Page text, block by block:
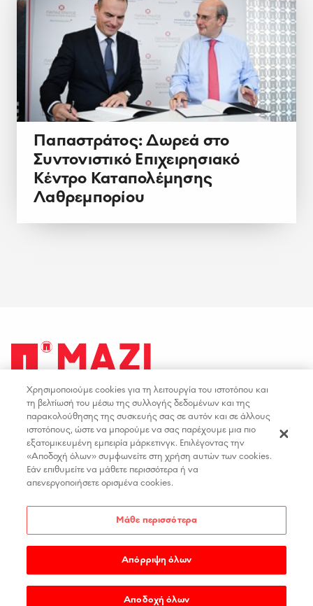
Παπαστράτος: Δωρεά στο
Συντονιστικό Επιχειρησιακό
Κέντρο Καταπολέμησης
Λαθρεμπορίου
PAPASTRATOS
MADE BYWEDIA
ΟΡΟΙ ΧΡΗΣΗΣ
ΠΟΛΙΤΙΚΗ ΑΠΟΡΡΗΤΟΥ
ΔΗΛΩΣΗ ΠΡΟΣΒΑΣΙΜΟΤΗΤΑΣ
ΕΠΙΚΟΙΝΩΝΙΑ
ΘΕΣΕΙΣ ΕΡΓΑΣΙΑΣ
facebookyoutubeinstagramlinkedin
Χρησιμοποιούμε cookies για τη λειτουργία του ιστοτόπου και
τη βελτίωσή του μέσω της συλλογής δεδομένων και της
παρακολούθησης της συσκευής σας σε αυτόν και σε άλλους
ιστοτόπους, ώστε να μπορούμε να σας παρέχουμε μια πιο
εξατομικευμένη εμπειρία μάρκετινγκ. Επιλέγοντας την
«Αποδοχή όλων» συμφωνείτε στη χρήση αυτών των cookies.
Εάν επιθυμείτε να μάθετε περισσότερα ή να
απενεργοποιήσετε ορισμένα cookies.
Μάθε περισσότερα
Απόρριψη όλων
Αποδοχή όλων